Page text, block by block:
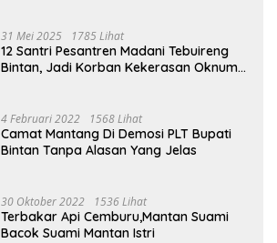
31 Mei 2025 1785 Lihat
12 Santri Pesantren Madani Tebuireng
Bintan, Jadi Korban Kekerasan Oknum
4 Februari 2022 1568 Lihat
Camat Mantang Di Demosi PLT Bupati
Bintan Tanpa Alasan Yang Jelas
30 Oktober 2022 1536 Lihat
Terbakar Api Cemburu,Mantan Suami
Bacok Suami Mantan Istri